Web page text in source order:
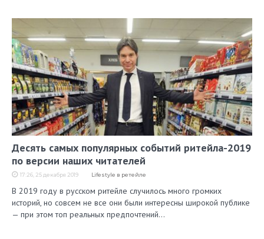
Десять самых популярных событий ритейла-2019
по версии наших читателей
17:26, 25 декабря 2019 Lifestyle в ретейле
В 2019 году в русском ритейле случилось много громких
историй, но совсем не все они были интересны широкой публике
— при этом топ реальных предпочтений…